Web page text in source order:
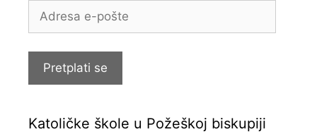
Adresa
Pretplati se
Katoličke škole u Požeškoj biskupiji